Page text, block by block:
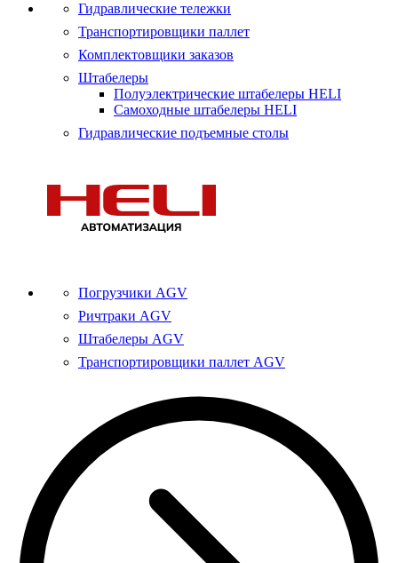
Гидравлические тележки
Транспортировщики паллет
Комплектовщики заказов
Штабелеры
Полуэлектрические штабелеры HELI
Самоходные штабелеры HELI
Гидравлические подъемные столы
Погрузчики AGV
Ричтраки AGV
Штабелеры AGV
Транспортировщики паллет AGV